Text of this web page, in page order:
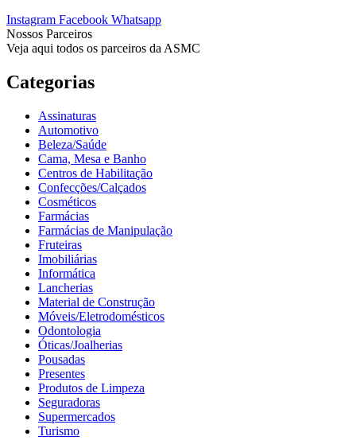
Instagram Facebook Whatsapp
Nossos Parceiros
Veja aqui todos os parceiros da ASMC
Categorias
Assinaturas
Automotivo
Beleza/Saúde
Cama, Mesa e Banho
Centros de Habilitação
Confecções/Calçados
Cosméticos
Farmácias
Farmácias de Manipulação
Fruteiras
Imobiliárias
Informática
Lancherias
Material de Construção
Móveis/Eletrodomésticos
Odontologia
Óticas/Joalherias
Pousadas
Presentes
Produtos de Limpeza
Seguradoras
Supermercados
Turismo